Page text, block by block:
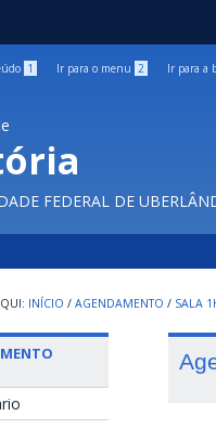
1 Ir para o menu 2 Ir para a
FEDERAL DE
INÍCIO / AGENDAMENTO / SALA